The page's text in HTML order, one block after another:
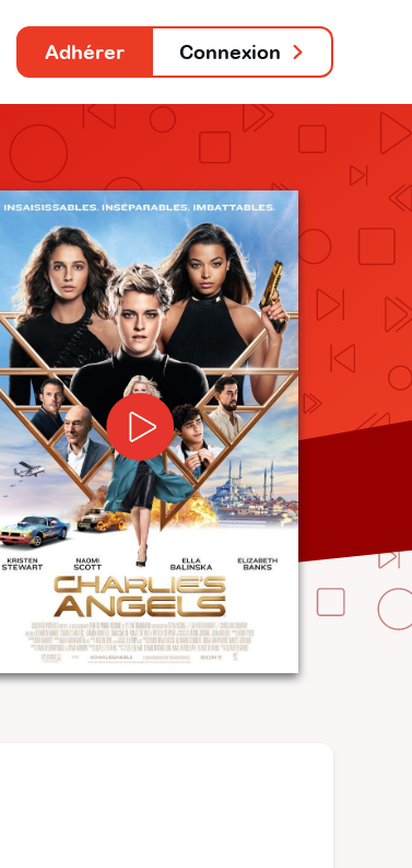
Adhérer Connexion